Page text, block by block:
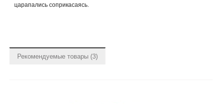
царапались соприкасаясь.
Рекомендуемые товары (3)